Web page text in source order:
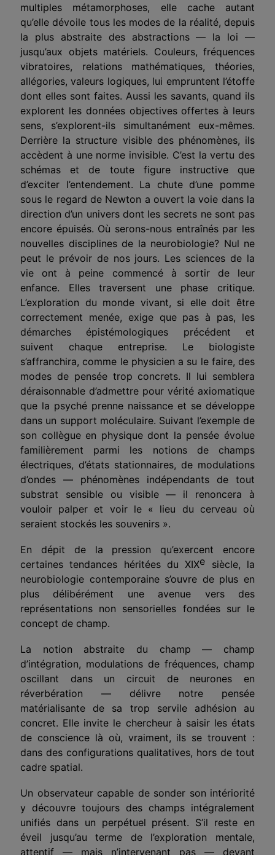
multiples métamorphoses, elle cache autant
qu’elle dévoile tous les modes de la réalité, depuis
la plus abstraite des abstractions — la loi —
jusqu’aux objets matériels. Couleurs, fréquences
vibratoires, relations mathématiques, théories,
allégories, valeurs logiques, lui empruntent l’étoffe
dont elles sont faites. Aussi les savants, quand ils
explorent les données objectives offertes à leurs
sens, s’explorent-ils simultanément eux-mêmes.
Derrière la structure visible des phénomènes, ils
accèdent à une norme invisible. C’est la vertu des
schémas et de toute figure instructive que
d’exciter l’entendement. La chute d’une pomme
sous le regard de Newton a ouvert la voie dans la
direction d’un univers dont les secrets ne sont pas
encore épuisés. Où serons-nous entraînés par les
nouvelles disciplines de la neurobiologie? Nul ne
peut le prévoir de nos jours. Les sciences de la
vie ont à peine commencé à sortir de leur
enfance. Elles traversent une phase critique.
L’exploration du monde vivant, si elle doit être
correctement menée, exige que pas à pas, les
démarches épistémologiques précédent et
suivent chaque entreprise. Le biologiste
s’affranchira, comme le physicien a su le faire, des
modes de pensée trop concrets. Il lui semblera
déraisonnable d’admettre pour vérité axiomatique
que la psyché prenne naissance et se développe
dans un support moléculaire. Suivant l’exemple de
son collègue en physique dont la pensée évolue
familièrement parmi les notions de champs
électriques, d’états stationnaires, de modulations
d’ondes — phénomènes indépendants de tout
substrat sensible ou visible — il renoncera à
vouloir palper et voir le « lieu du cerveau où
seraient stockés les souvenirs ».
En dépit de la pression qu’exercent encore
certaines tendances héritées du XIXe siècle, la
neurobiologie contemporaine s’ouvre de plus en
plus délibérément une avenue vers des
représentations non sensorielles fondées sur le
concept de champ.
La notion abstraite du champ — champ
d’intégration, modulations de fréquences, champ
oscillant dans un circuit de neurones en
réverbération — délivre notre pensée
matérialisante de sa trop servile adhésion au
concret. Elle invite le chercheur à saisir les états
de conscience là où, vraiment, ils se trouvent :
dans des configurations qualitatives, hors de tout
cadre spatial.
Un observateur capable de sonder son intériorité
y découvre toujours des champs intégralement
unifiés dans un perpétuel présent. S’il reste en
éveil jusqu’au terme de l’exploration mentale,
attentif — mais n’intervenant pas — devant